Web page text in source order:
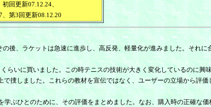
回更新07.12.24、
、第3回更新08.12.20
後、ラケットは急速に進歩し、高反発、軽量化が進みました。それ
いに買いました。この時テニスの技術が大きく変化しているのに興
捜しました。これらの教材を宣伝ではなく、ユーザーの立場から評
ぶひとのために、その評価をまとめました。なお、購入時の正確な